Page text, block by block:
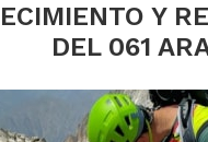
Y
DEL 061